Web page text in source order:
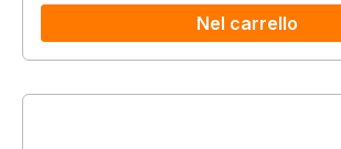
Nel carrello